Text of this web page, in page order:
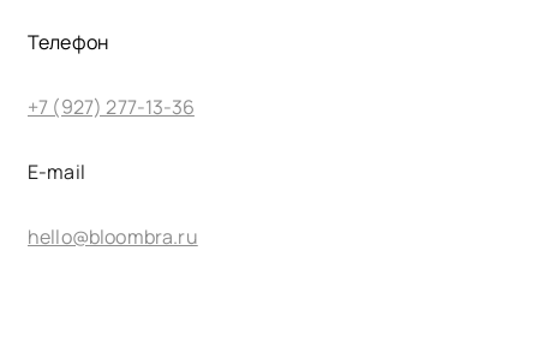
Телефон
+7 (927) 277-13-36
E-mail
hello@bloombra.ru